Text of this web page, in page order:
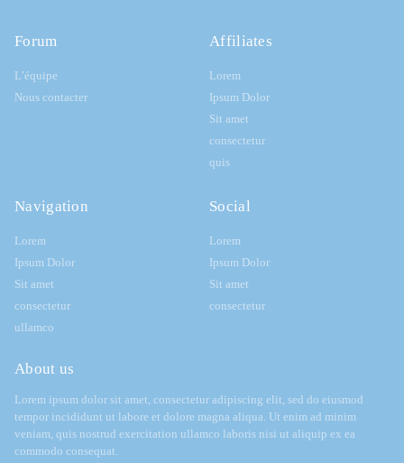
Forum
L’équipe
Nous contacter
Affiliates
Lorem
Ipsum Dolor
Sit amet
consectetur
quis
Navigation
Lorem
Ipsum Dolor
Sit amet
consectetur
ullamco
Social
Lorem
Ipsum Dolor
Sit amet
consectetur
About us
Lorem ipsum dolor sit amet, consectetur adipiscing elit, sed do eiusmod
tempor incididunt ut labore et dolore magna aliqua. Ut enim ad minim
veniam, quis nostrud exercitation ullamco laboris nisi ut aliquip ex ea
commodo consequat.